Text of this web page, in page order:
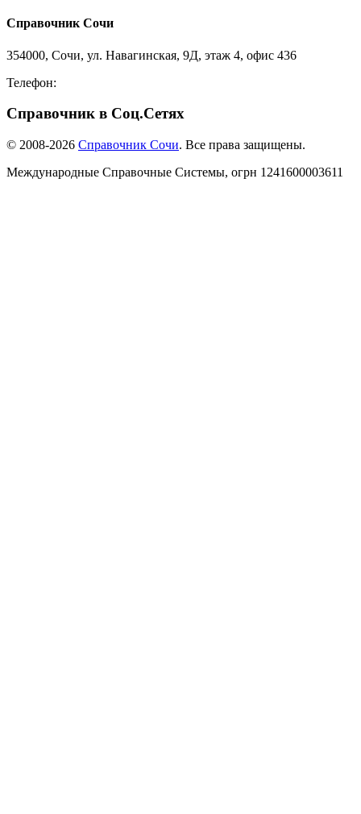
Справочник Сочи
354000, Сочи, ул. Навагинская, 9Д, этаж 4, офис 436
Телефон:
Справочник в Соц.Сетях
© 2008-2026 Справочник Сочи. Все права защищены.
Международные Справочные Системы, огрн 1241600003611